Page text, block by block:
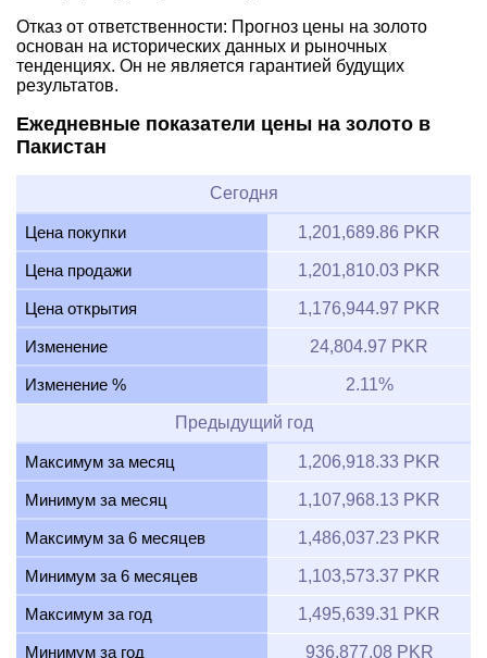
Отказ от ответственности: Прогноз цены на золото
основан на исторических данных и рыночных
тенденциях. Он не является гарантией будущих
результатов.
Ежедневные показатели цены на золото в
Пакистан
Сегодня
Цена покупки 1,201,689.86 PKR
Цена продажи 1,201,810.03 PKR
Цена открытия 1,176,944.97 PKR
Изменение 24,804.97 PKR
Изменение % 2.11%
Предыдущий год
Максимум за месяц 1,206,918.33 PKR
Минимум за месяц 1,107,968.13 PKR
Максимум за 6 месяцев 1,486,037.23 PKR
Минимум за 6 месяцев 1,103,573.37 PKR
Максимум за год 1,495,639.31 PKR
Минимум за год 936,877.08 PKR